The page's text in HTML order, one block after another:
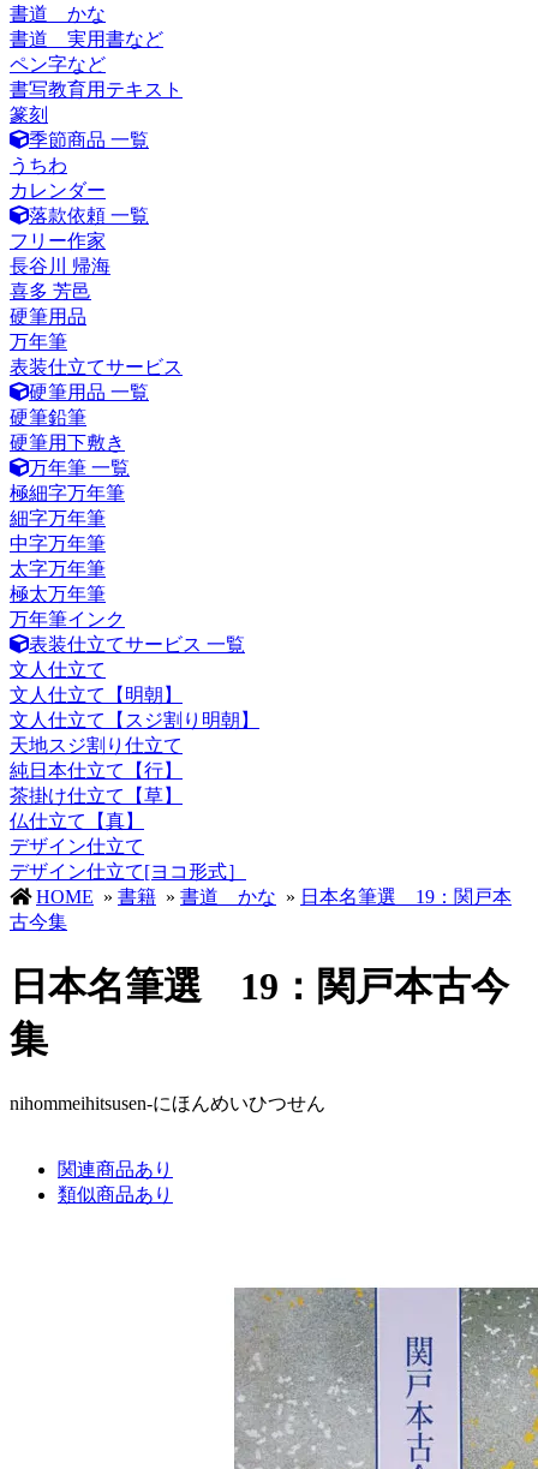
書道 かな
書道 実用書など
ペン字など
書写教育用テキスト
篆刻
季節商品 一覧
うちわ
カレンダー
落款依頼 一覧
フリー作家
長谷川 帰海
喜多 芳邑
硬筆用品
万年筆
表装仕立てサービス
硬筆用品 一覧
硬筆鉛筆
硬筆用下敷き
万年筆 一覧
極細字万年筆
細字万年筆
中字万年筆
太字万年筆
極太万年筆
万年筆インク
表装仕立てサービス 一覧
文人仕立て
文人仕立て【明朝】
文人仕立て【スジ割り明朝】
天地スジ割り仕立て
純日本仕立て【行】
茶掛け仕立て【草】
仏仕立て【真】
デザイン仕立て
デザイン仕立て[ヨコ形式］
HOME » 書籍 » 書道 かな » 日本名筆選 19：関戸本
古今集
日本名筆選 19：関戸本古今
集
nihommeihitsusen-にほんめいひつせん
関連商品あり
類似商品あり